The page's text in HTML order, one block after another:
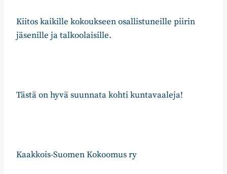
Kiitos kaikille kokoukseen osallistuneille piirin
jäsenille ja talkoolaisille.
Tästä on hyvä suunnata kohti kuntavaaleja!
Kaakkois-Suomen Kokoomus ry